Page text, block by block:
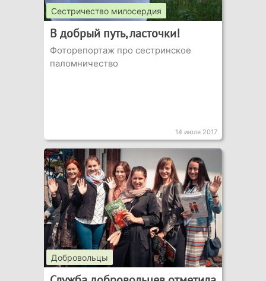
Сестричество милосердия
В добрый путь, ласточки!
Фоторепортаж про сестринское
паломничество
14 июля 2017
Добровольцы